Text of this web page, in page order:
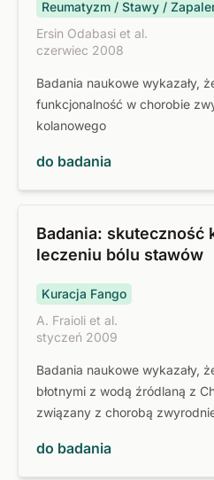
Reumatyzm / Stawy /
Ersin Odabasi et al.
czerwiec 2008
Badania naukowe wykazały,
funkcjonalność w chorobie
kolanowego
do badania
Badania: skuteczność
leczeniu bólu stawów
Kuracja Fango
A. Fraioli et al.
styczeń 2009
Badania naukowe wykazały,
błotnymi z wodą źródlaną z
związany z chorobą
do badania